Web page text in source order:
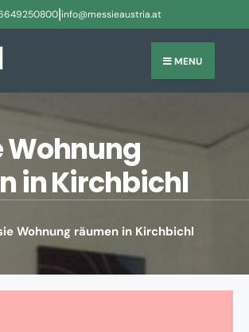
|info@messieaustria.at
MENU
Wohnung
in Kirchbichl
Wohnung räumen in Kirchbichl